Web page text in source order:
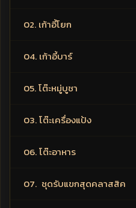
02. เก้าอี้โยก
04. เก้าอี้บาร์
05. โต๊ะหมู่บูชา
03. โต๊ะเครื่องแป้ง
06. โต๊ะอาหาร
07. ชุดรับแขกสุดคลาสสิค